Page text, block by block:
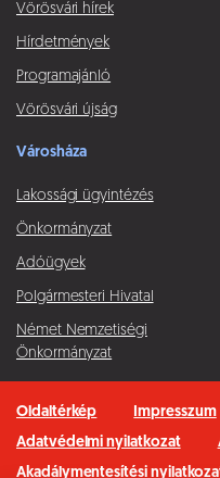
Vörösvári hírek
Hírdetmények
Programajánló
Vörösvári újság
Városháza
Lakossági ügyintézés
Önkormányzat
Adóügyek
Polgármesteri Hivatal
Német Nemzetiségi
Önkormányzat
Oldaltérkép
Impresszum
Adatvédelmi nyilatkozat
Akadálymentesítési